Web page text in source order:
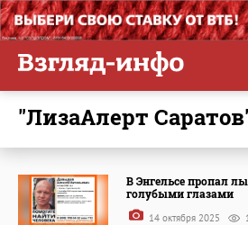
"ЛизаАлерт
В Энгельсе пропал
голубыми глазами
14 октября 2025